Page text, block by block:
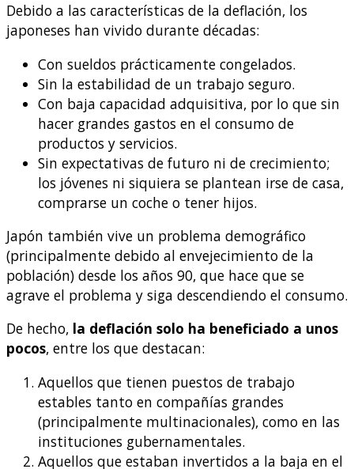
Debido a las características de la deflación, los
japoneses han vivido durante décadas:
Con sueldos prácticamente congelados.
Sin la estabilidad de un trabajo seguro.
Con baja capacidad adquisitiva, por lo que sin
hacer grandes gastos en el consumo de
productos y servicios.
Sin expectativas de futuro ni de crecimiento;
los jóvenes ni siquiera se plantean irse de casa,
comprarse un coche o tener hijos.
Japón también vive un problema demográfico
(principalmente debido al envejecimiento de la
población) desde los años 90, que hace que se
agrave el problema y siga descendiendo el consumo.
De hecho, la deflación solo ha beneficiado a unos
pocos, entre los que destacan:
Aquellos que tienen puestos de trabajo
estables tanto en compañías grandes
(principalmente multinacionales), como en las
instituciones gubernamentales.
Aquellos que estaban invertidos a la baja en el